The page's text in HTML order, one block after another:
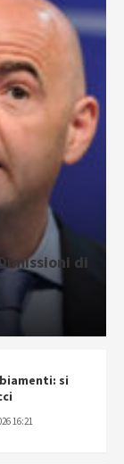
di
si
16:21